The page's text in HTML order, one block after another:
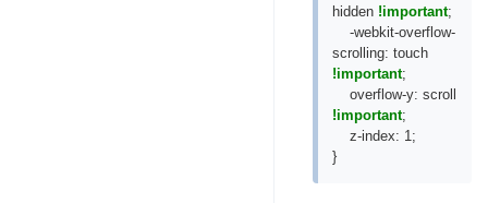
hidden !important;
-webkit-overflow-
scrolling: touch
!important;
overflow-y: scroll
!important;
z-index: 1;
}